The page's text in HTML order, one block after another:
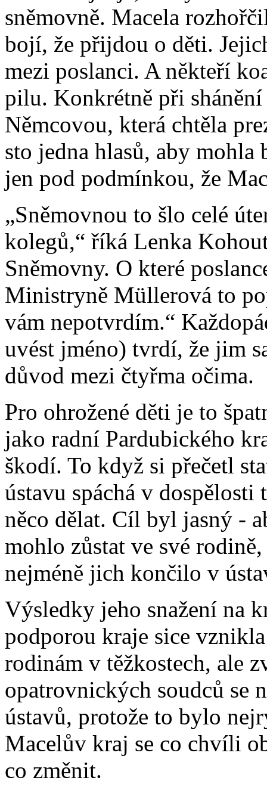
sněmovně. Macela
bojí, že přijdou o děti.
mezi poslanci. A někteří
pilu. Konkrétně při
Němcovou, která chtěla
sto jedna hlasů, aby
jen pod podmínkou, že
„Sněmovnou to šlo celé
kolegů,“ říká Lenka
Sněmovny. O které
Ministryně Müllerová to
vám nepotvrdím.“
uvést jméno) tvrdí, že jim
důvod mezi čtyřma očima.
Pro ohrožené děti je to
jako radní Pardubického
škodí. To když si přečetl
ústavu spáchá v
něco dělat. Cíl byl jasný -
mohlo zůstat ve své
nejméně jich končilo v
Výsledky jeho snažení na
podporou kraje sice
rodinám v těžkostech, ale
opatrovnických soudců se
ústavů, protože to bylo
Macelův kraj se co chvíli
co změnit.